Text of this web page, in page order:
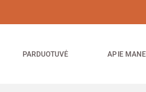
PARDUOTUVĖ APIE MANE